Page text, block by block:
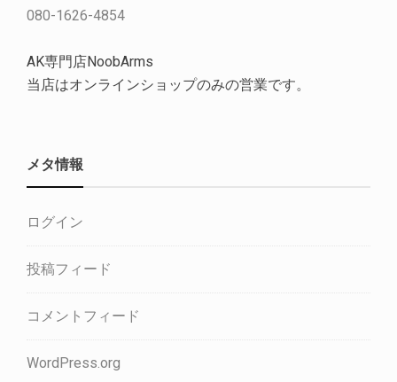
080-1626-4854
AK専門店NoobArms
当店はオンラインショップのみの営業です。
メタ情報
ログイン
投稿フィード
コメントフィード
WordPress.org